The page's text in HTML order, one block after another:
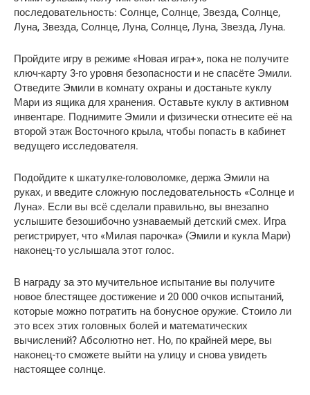
последовательность: Солнце, Солнце, Звезда, Солнце,
Луна, Звезда, Солнце, Луна, Солнце, Луна, Звезда, Луна.
Пройдите игру в режиме «Новая игра+», пока не получите
ключ-карту 3-го уровня безопасности и не спасёте Эмили.
Отведите Эмили в комнату охраны и достаньте куклу
Мари из ящика для хранения. Оставьте куклу в активном
инвентаре. Поднимите Эмили и физически отнесите её на
второй этаж Восточного крыла, чтобы попасть в кабинет
ведущего исследователя.
Подойдите к шкатулке-головоломке, держа Эмили на
руках, и введите сложную последовательность «Солнце и
Луна». Если вы всё сделали правильно, вы внезапно
услышите безошибочно узнаваемый детский смех. Игра
регистрирует, что «Милая парочка» (Эмили и кукла Мари)
наконец-то услышала этот голос.
В награду за это мучительное испытание вы получите
новое блестящее достижение и 20 000 очков испытаний,
которые можно потратить на бонусное оружие. Стоило ли
это всех этих головных болей и математических
вычислений? Абсолютно нет. Но, по крайней мере, вы
наконец-то сможете выйти на улицу и снова увидеть
настоящее солнце.